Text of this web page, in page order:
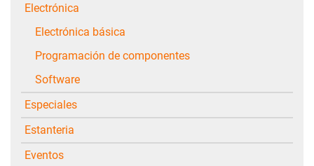
Electrónica
Electrónica básica
Programación de componentes
Software
Especiales
Estanteria
Eventos